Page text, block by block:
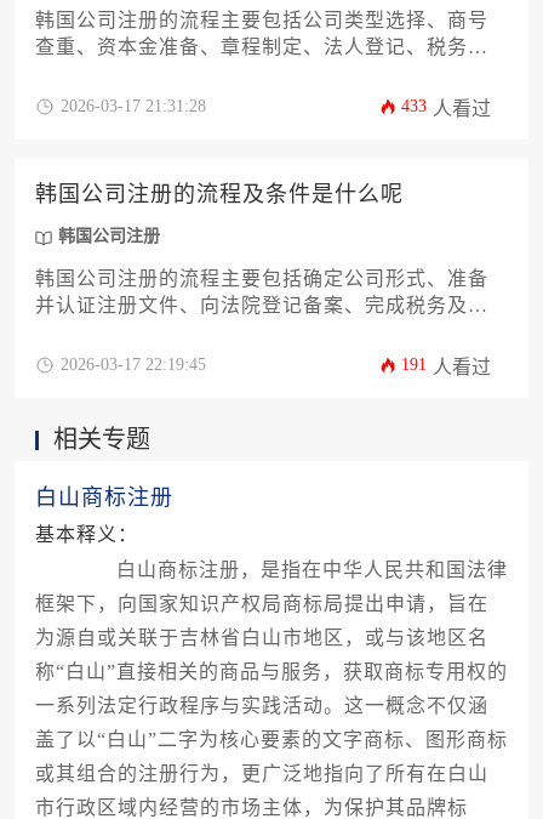
韩国公司注册的流程主要包括公司类型选择、商号
查重、资本金准备、章程制定、法人登记、税务及
注册资本、是否使用代理服务等因素而异，通常包
2026-03-17 21:31:28 433 人看过
韩国公司注册的流程及条件是什么呢
韩国公司注册
韩国公司注册的流程主要包括确定公司形式、准备
并认证注册文件、向法院登记备案、完成税务及社
本金、至少一名董事、本地注册地址以及符合法律
2026-03-17 22:19:45 191 人看过
相关专题
白山商标注册
基本释义：
白山商标注册，是指在中华人民共和国法律
框架下，向国家知识产权局商标局提出申请，旨在
为源自或关联于吉林省白山市地区，或与该地区名
称“白山”直接相关的商品与服务，获取商标专用权的
一系列法定行政程序与实践活动。这一概念不仅涵
盖了以“白山”二字为核心要素的文字商标、图形商标
或其组合的注册行为，更广泛地指向了所有在白山
市行政区域内经营的市场主体，为保护其品牌标